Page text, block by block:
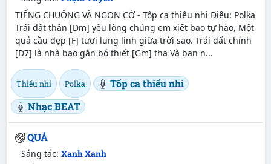
TIẾNG CHUÔNG VÀ NGỌN CỜ - Tốp ca thiếu nhi Điệu: Polka
Trái đất thân [Dm] yêu lòng chúng em xiết bao tự hào, Một
quả cầu đẹp [F] tươi lung linh giữa trời sao. Trái đất chính
[D7] là nhà bao gắn bó thiết [Gm] tha Và bạn n...
Thiếu nhi Polka
Tốp ca thiếu nhi
Nhạc BEAT
QUẢ
Sáng tác: Xanh Xanh